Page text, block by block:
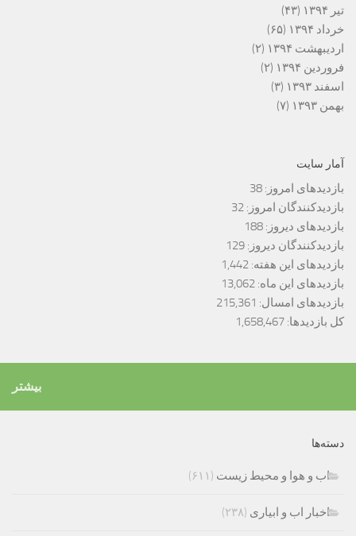
تیر ۱۳۹۴
(۴۳)
خرداد ۱۳۹۴
(۶۵)
اردیبهشت ۱۳۹۴
(۲)
فروردین ۱۳۹۴
(۲)
اسفند ۱۳۹۳
(۳)
بهمن ۱۳۹۳
(۷)
آمار سایت
بازدیدهای امروز: 38
بازدیدکنندگان امروز: 32
بازدیدهای دیروز: 188
بازدیدکنندگان دیروز: 129
بازدیدهای این هفته: 1,442
بازدیدهای این ماه: 13,062
بازدیدهای امسال: 215,361
کل بازدیدها: 1,658,467
بیشتر
دسته‌ها
اب و هوا و محیط زیست (۶۱۱)
اخبار اب و ابیاری (۲۳۸)